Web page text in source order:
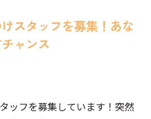
スタッフを募集！あな
ャンス
ッフを募集しています！突然